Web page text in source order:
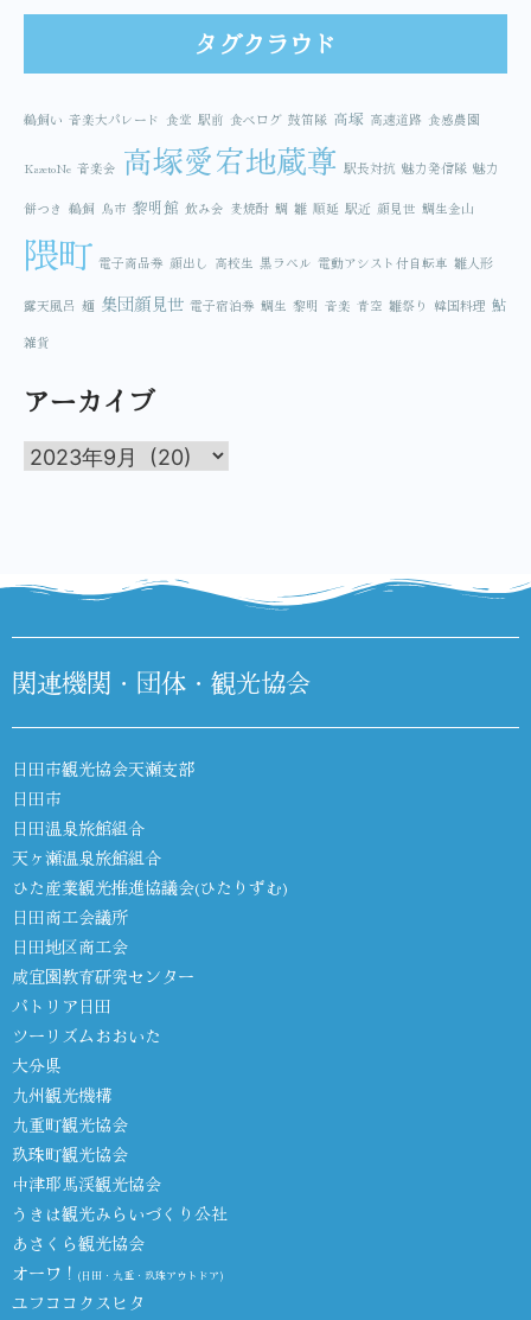
タグクラウド
鵜飼い 音楽大パレード 食堂 駅前 食べログ 鼓笛隊 高塚 高速道路 食感農園
KazetoNe 音楽会 高塚愛宕地蔵尊 駅長対抗 魅力発信隊 魅力
餅つき 鵜飼 鳥市 黎明館 飲み会 麦焼酎 鯛 雛 順延 駅近 顔見世 鯛生金山
隈町 電子商品券 顔出し 高校生 黒ラベル 電動アシスト付自転車 雛人形
露天風呂 麺 集団顔見世 電子宿泊券 鯛生 黎明 音楽 青空 雛祭り 韓国料理 鮎
雑貨
アーカイブ
関連機関・団体・観光協会
日田市観光協会天瀬支部
日田市
日田温泉旅館組合
天ヶ瀬温泉旅館組合
ひた産業観光推進協議会(ひたりずむ)
日田商工会議所
日田地区商工会
咸宜園教育研究センター
パトリア日田
ツーリズムおおいた
大分県
九州観光機構
九重町観光協会
玖珠町観光協会
中津耶馬渓観光協会
うきは観光みらいづくり公社
あさくら観光協会
オーワ！ (日田・九重・玖珠アウトドア)
ユフココクスヒタ